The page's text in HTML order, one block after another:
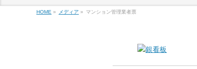
HOME » メディア » マンション管理業者票